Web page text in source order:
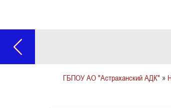
ГБПОУ АО "Астраханский АДК" »